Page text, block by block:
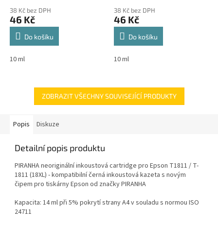
38 Kč bez DPH
46 Kč
Do košíku
10 ml
38 Kč bez DPH
46 Kč
Do košíku
10 ml
ZOBRAZIT VŠECHNY SOUVISEJÍCÍ PRODUKTY
Popis Diskuze
Detailní popis produktu
PIRANHA neoriginální inkoustová cartridge pro Epson T1811 / T-
1811 (18XL) - kompatibilní černá inkoustová kazeta s novým
čipem pro tiskárny Epson od značky PIRANHA
Kapacita: 14 ml při 5% pokrytí strany A4 v souladu s normou ISO
24711